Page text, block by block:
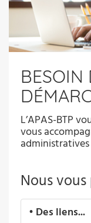
BESOIN
L’APAS-BTP
vous
Nous
• Des liens...